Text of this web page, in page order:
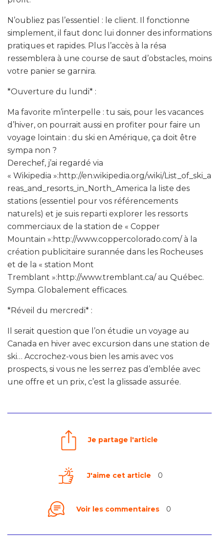
N’oubliez pas l’essentiel : le client. Il fonctionne
simplement, il faut donc lui donner des informations
pratiques et rapides. Plus l’accès à la résa
ressemblera à une course de saut d’obstacles, moins
votre panier se garnira.
*Ouverture du lundi* :
Ma favorite m’interpelle : tu sais, pour les vacances
d’hiver, on pourrait aussi en profiter pour faire un
voyage lointain : du ski en Amérique, ça doit être
sympa non ?
Derechef, j’ai regardé via
« Wikipedia »:http://en.wikipedia.org/wiki/List_of_ski_a
reas_and_resorts_in_North_America la liste des
stations (essentiel pour vos référencements
naturels) et je suis reparti explorer les ressorts
commerciaux de la station de « Copper
Mountain »:http://www.coppercolorado.com/ à la
création publicitaire surannée dans les Rocheuses
et de la « station Mont
Tremblant »:http://www.tremblant.ca/ au Québec.
Sympa. Globalement efficaces.
*Réveil du mercredi* :
Il serait question que l’on étudie un voyage au
Canada en hiver avec excursion dans une station de
ski… Accrochez-vous bien les amis avec vos
prospects, si vous ne les serrez pas d’emblée avec
une offre et un prix, c’est la glissade assurée.
Je partage l'article
J'aime cet article 0
Voir les commentaires 0